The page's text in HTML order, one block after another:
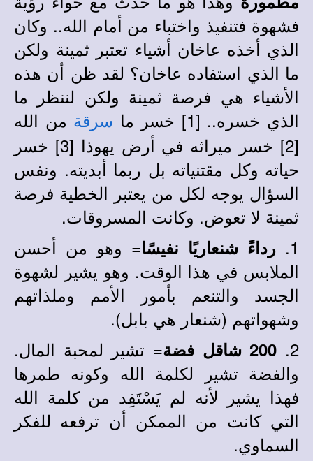
فشهوة فتنفيذ واختباء من أمام الله.. وكان
الذي أخذه عاخان أشياء تعتبر ثمينة ولكن
ما الذي استفاده عاخان؟ لقد ظن أن هذه
الأشياء هي فرصة ثمينة ولكن لننظر ما
الذي خسره.. [1] خسر ما
سرقة من الله
[2] خسر ميراثه في أرض يهوذا [3] خسر
حياته وكل مقتنياته بل ربما أبديته. ونفس
السؤال يوجه لكل من يعتبر الخطية فرصة
ثمينة لا تعوض. وكانت المسروقات.
1.
رداءً شنعاريًا نفيسًا= وهو من أحسن
الملابس في هذا الوقت. وهو يشير لشهوة
الجسد والتنعم بأمور الأمم وملذاتهم
وشهواتهم (شنعار هي بابل).
2. 200 شاقل فضة
= تشير لمحبة المال.
والفضة تشير لكلمة الله وكونه طمرها
فهذا يشير لأنه لم يَسْتَفِد من كلمة الله
التي كانت من الممكن أن ترفعه للفكر
السماوي.